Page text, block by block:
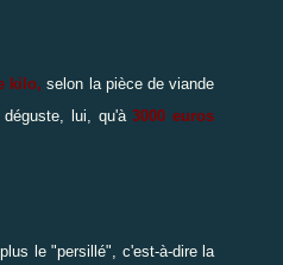
kilo, selon la pièce de viande
déguste, lui, qu'à3000 euros
le "persillé", c'est-à-dire la